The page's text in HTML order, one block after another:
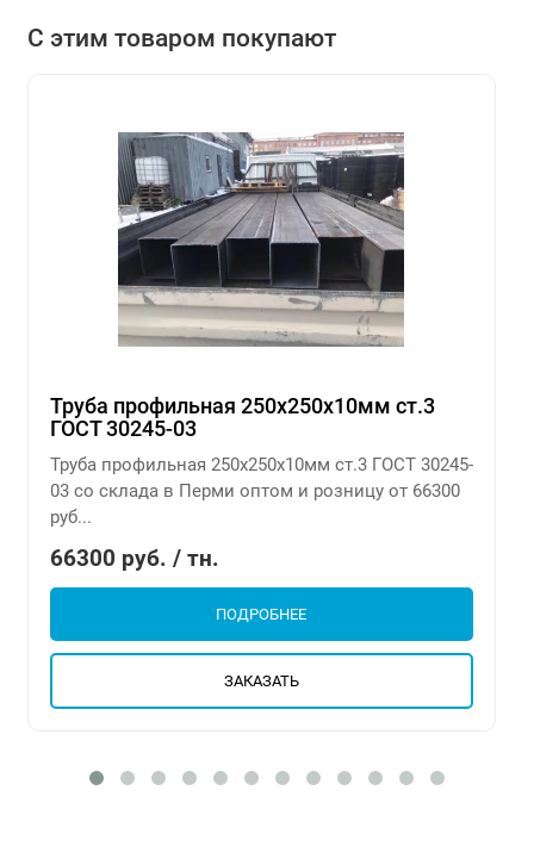
С этим товаром покупают
Труба профильная 250х250х10мм ст.3
ГОСТ 30245-03
Труба профильная 250х250х10мм ст.3 ГОСТ 30245-
03 со склада в Перми оптом и розницу от 66300
руб...
66300 руб. / тн.
ПОДРОБНЕЕ
ЗАКАЗАТЬ